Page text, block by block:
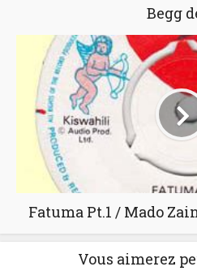
Begg
Fatuma Pt.1 / Mado
Vous aimerez